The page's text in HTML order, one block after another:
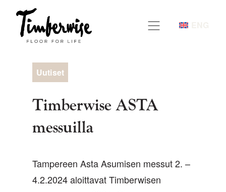
sisältöön
Uutiset
Timberwise ASTA
messuilla
Tampereen Asta Asumisen messut 2. –
4.2.2024 aloittavat Timberwisen